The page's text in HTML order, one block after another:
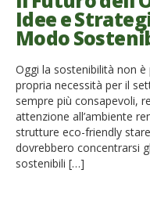
French
Idee e
Modo
Oggi la sostenibilità non
propria necessità per il
sempre più consapevoli,
attenzione all’ambiente
strutture eco-friendly
dovrebbero concentrarsi
sostenibili […]